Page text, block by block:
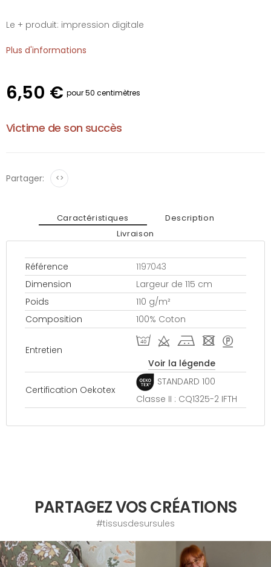
Le + produit: impression digitale
Plus d'informations
6,50 € pour 50 centimètres
Victime de son succès
Partager: <>
Caractéristiques
Description
Livraison
Référence
1197043
Dimension
Largeur de 115 cm
Poids
110 g/m²
Composition
100% Coton
Entretien
I d j - >
Voir la légende
Certification Oekotex
STANDARD 100
Classe II : CQ1325-2 IFTH
PARTAGEZ VOS CRÉATIONS
#tissusdesursules